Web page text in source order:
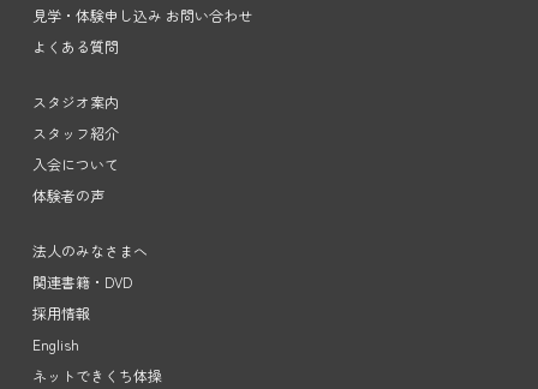
見学・体験申し込み お問い合わせ
よくある質問
スタジオ案内
スタッフ紹介
入会について
体験者の声
法人のみなさまへ
関連書籍・DVD
採用情報
English
ネットできくち体操